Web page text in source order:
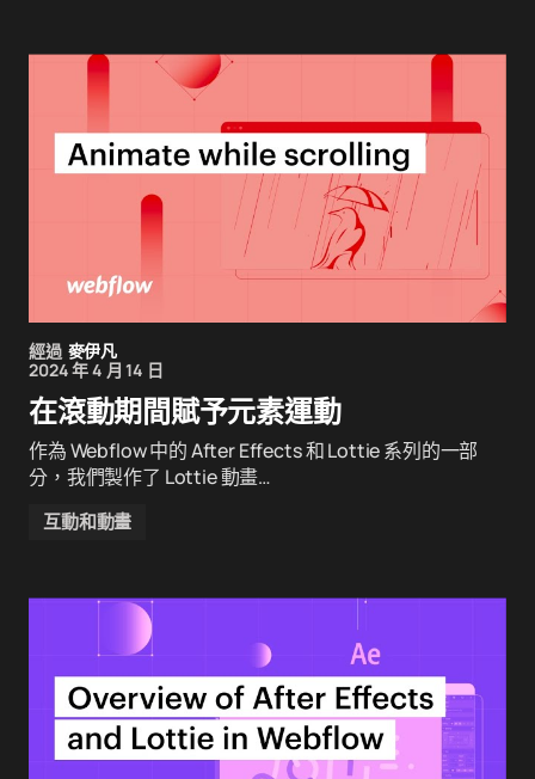
經過 麥伊凡
2024 年 4 月 14 日
在滾動期間賦予元素運動
作為 Webflow 中的 After Effects 和 Lottie 系列的一部
分，我們製作了 Lottie 動畫…
互動和動畫